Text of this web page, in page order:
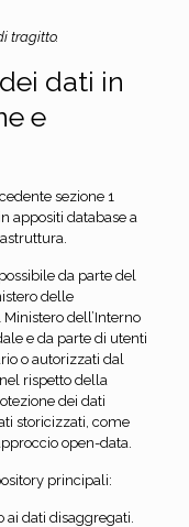
tragitto.
dati in
e
sezione 1
appositi database a
da parte del
delle
dell’Interno
e da parte di utenti
o autorizzati dal
rispetto della
dei dati
storicizzati, come
open-data.
principali:
ai dati disaggregati.